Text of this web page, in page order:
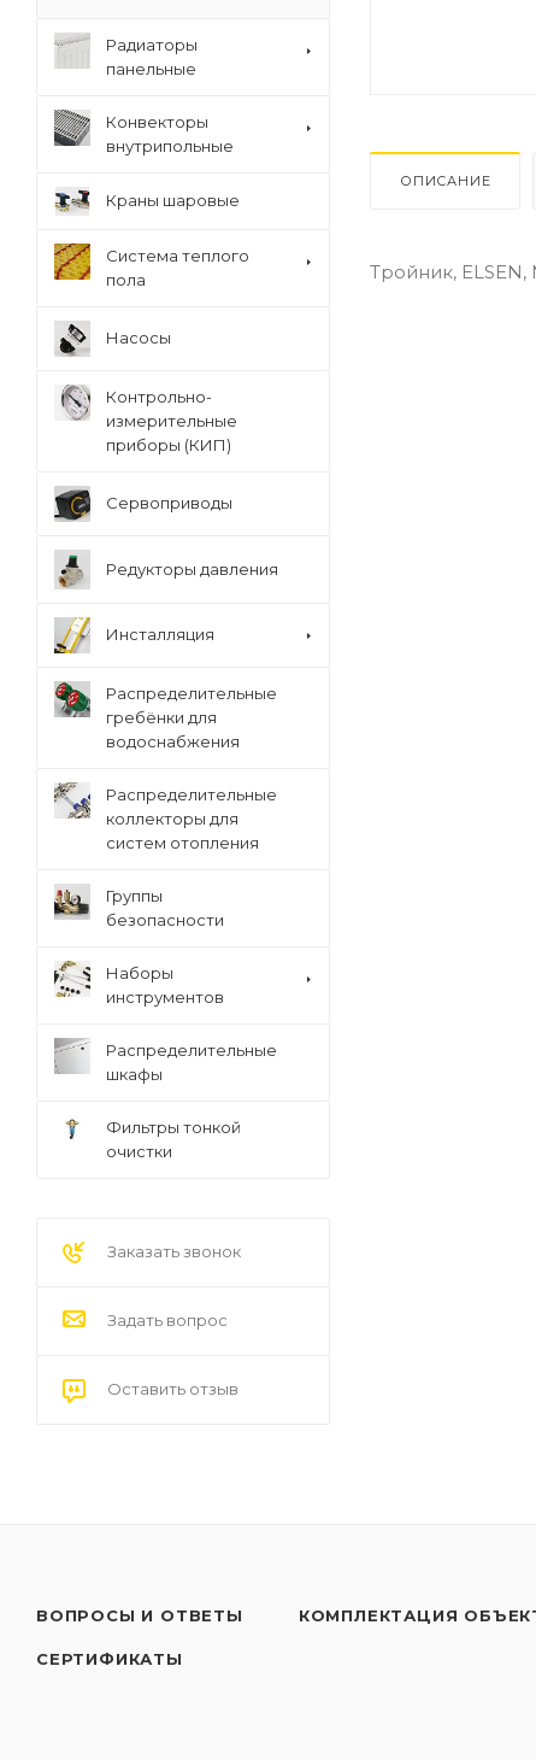
ОПИСАНИЕ
Тройник, ELSEN,
Радиаторы
панельные
Конвекторы
внутрипольные
Краны шаровые
Система теплого
пола
Насосы
Контрольно-
измерительные
приборы (КИП)
Сервоприводы
Редукторы давления
Инсталляция
Распределительные
гребёнки для
водоснабжения
Распределительные
коллекторы для
систем отопления
Группы
безопасности
Наборы
инструментов
Распределительные
шкафы
Фильтры тонкой
очистки
Заказать звонок
Задать вопрос
Оставить отзыв
ВОПРОСЫ И ОТВЕТЫ КОМПЛЕКТАЦИЯ
СЕРТИФИКАТЫ